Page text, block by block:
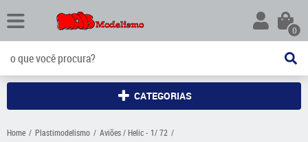
0
CATEGORIAS
Home Plastimodelismo
Aviões / Helic - 1/ 72